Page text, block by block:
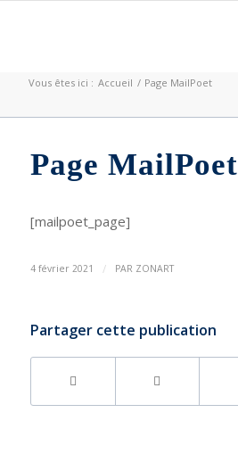
Vous êtes ici : Accueil / Page MailPoet
Page MailPoet
[mailpoet_page]
4 février 2021 / PAR ZONART
Partager cette publication